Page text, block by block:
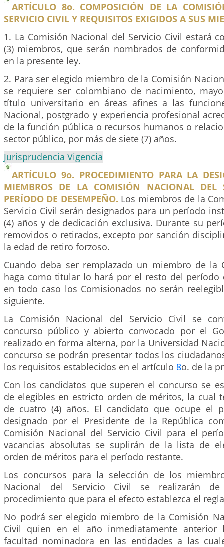
ARTÍCULO 8o. COMPOSICIÓN DE LA
SERVICIO CIVIL Y REQUISITOS EXIGIDOS A SUS
1. La Comisión Nacional del Servicio Civil estará
(3) miembros, que serán nombrados de
en la presente ley.
2. Para ser elegido miembro de la Comisión
se requiere ser colombiano de nacimiento,
título universitario en áreas afines a las
Nacional, postgrado y experiencia profesional
de la función pública o recursos humanos o
sector público, por más de siete (7) años.
Jurisprudencia Vigencia
ARTÍCULO 9o. PROCEDIMIENTO PARA LA
MIEMBROS DE LA COMISIÓN NACIONAL DEL
PERÍODO DE DESEMPEÑO. Los miembros de la
Servicio Civil serán designados para un período
(4) años y de dedicación exclusiva. Durante su
removidos o retirados, excepto por sanción
la edad de retiro forzoso.
Cuando deba ser remplazado un miembro de la
haga como titular lo hará por el resto del período
en todo caso los Comisionados no serán
siguiente.
La Comisión Nacional del Servicio Civil se
concurso público y abierto convocado por el
realizado en forma alterna, por la Universidad
concurso se podrán presentar todos los
los requisitos establecidos en el artículo 8o. de la
Con los candidatos que superen el concurso se
de elegibles en estricto orden de méritos, la cual
de cuatro (4) años. El candidato que ocupe el
designado por el Presidente de la República
Comisión Nacional del Servicio Civil para el
vacancias absolutas se suplirán de la lista de
orden de méritos para el período restante.
Los concursos para la selección de los
Nacional del Servicio Civil se realizarán
procedimiento que para el efecto establezca el
No podrá ser elegido miembro de la Comisión
Civil quien en el año inmediatamente anterior
facultad nominadora en las entidades a las